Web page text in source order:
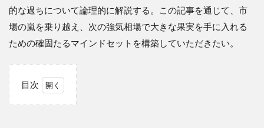
的な過ちについて論理的に解説する。この記事を通じて、市
場の嵐を乗り越え、次の強気相場で大きな果実を手に入れる
ための確固たるマインドセットを構築していただきたい。
目次